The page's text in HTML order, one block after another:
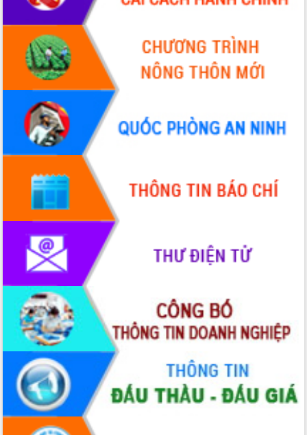
tại Trung tâm Phục vụ hành chính
công tỉnh
Đắk Lắk: Tôn vinh 46 giải pháp tại Hội
thi Sáng tạo Kỹ thuật 2024 - 2025
Đắk Lắk rà soát, điều chỉnh Đề án 190
về phát triển nuôi trồng thủy sản
Phó Chủ tịch UBND tỉnh Đắk Lắk
Trương Công Thái kiểm tra thực địa
Dự án cao tốc Khánh Hòa - Buôn Ma
Thuột
Định vị cà phê Việt Nam như một “di
sản sống” trong dòng chảy toàn cầu
Xây dựng nông thôn mới: Nâng cao đời
sống người dân từ những mô hình thiết
thực
Quyết liệt tháo gỡ vướng mắc, đẩy
nhanh tiến độ các dự án trọng điểm
trong Khu kinh tế Nam Phú Yên
Hòn Yến phát triển du lịch gắn với bảo
tồn biển
Lấy ý kiến điều chỉnh Quy hoạch tỉnh
Đắk Lắk thời kỳ 2021-2030, tầm nhìn
đến năm 2050
Phát động chiến dịch 30 ngày đêm
giải phóng mặt bằng Tuyến đường bộ
ven biển
Đắk Lắk nỗ lực thúc đẩy tăng trưởng
kinh tế từ 10% trở lên trong Quý
II/2026